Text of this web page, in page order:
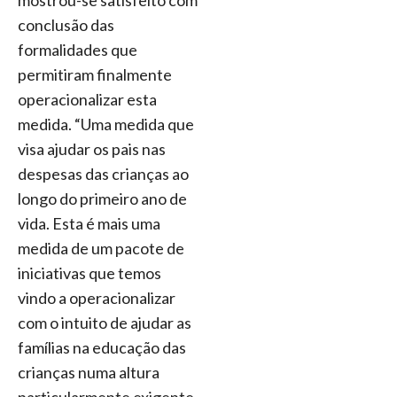
conclusão das
formalidades que
permitiram finalmente
operacionalizar esta
medida. “Uma medida que
visa ajudar os pais nas
despesas das crianças ao
longo do primeiro ano de
vida. Esta é mais uma
medida de um pacote de
iniciativas que temos
vindo a operacionalizar
com o intuito de ajudar as
famílias na educação das
crianças numa altura